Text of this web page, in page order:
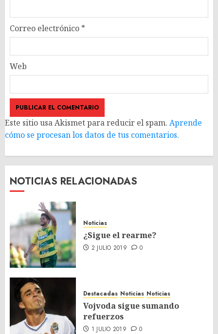
Correo electrónico *
Web
Este sitio usa Akismet para reducir el spam. Aprende
cómo se procesan los datos de tus comentarios.
NOTICIAS RELACIONADAS
Noticias
¿Sigue el rearme?
2 JULIO 2019 0
Destacadas Noticias Noticias
Vojvoda sigue sumando
refuerzos
1 JULIO 2019 0